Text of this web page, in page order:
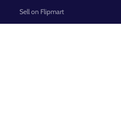
Sell on Flipmart